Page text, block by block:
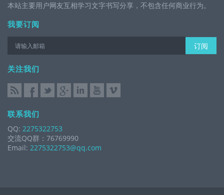
本站主要用户网友互相学习文字书写分享，不包含任何商业行为。
我要订阅
订阅
关注我们
联系我们
QQ: 2275322753
交流QQ群：76769990
Email: 2275322753@qq.com